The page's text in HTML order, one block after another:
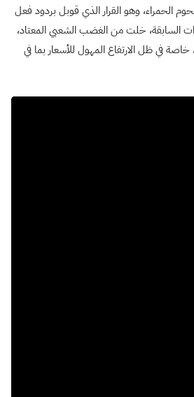
الحمراء، وهو القرار الذي قوبل بردود فعل
السابقة، خلت من الغضب الشعبي المعتاد،
في ظل الارتفاع المهول للأسعار بما في